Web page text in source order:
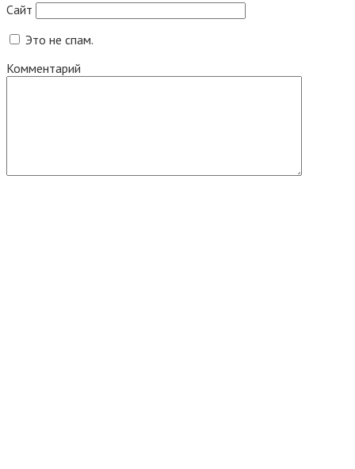
Сайт
Это не спам.
Комментарий